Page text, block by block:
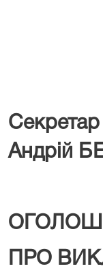
Андрій
ПРО